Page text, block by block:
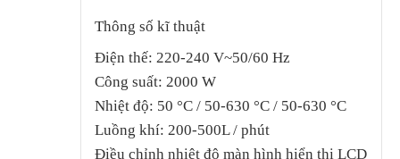
Thông số kĩ thuật
Điện thế: 220-240 V~50/60 Hz
Công suất: 2000 W
Nhiệt độ: 50 °C / 50-630 °C / 50-630 °C
Luồng khí: 200-500L / phút
Điều chỉnh nhiệt độ màn hình hiển thị LCD